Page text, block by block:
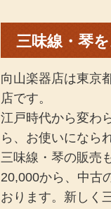
三味線・琴
向山楽器店は東京
店です。
江戸時代から変わ
ら、お使いになら
三味線・琴の販売
20,000から、中古
おります。新しく